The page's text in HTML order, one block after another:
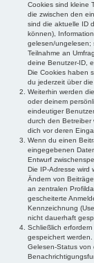
Cookies sind kleine
die zwischen den
sind die aktuelle ID
können),
gelesen/ungelesen;
Teilnahme an
deine Benutzer-ID,
Die Cookies haben
du jederzeit über die
Weiterhin werden
oder deinem
eindeutiger
durch den Betreiber
dich vor deren
Wenn du einen
eingegebenen
Entwurf
Die IP-Adresse wird
Ändern von
an zentralen
gescheiterte
Kennzeichnung
nicht dauerhaft
Schließlich
gespeichert
Gelesen-Status von